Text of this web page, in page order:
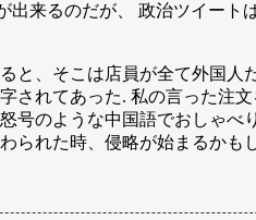
出来るのだが、 政治ツイート
と、そこは店員が全て外国人
されてあった. 私の言った注
号のような中国語でおしゃべ
られた時、侵略が始まるかも